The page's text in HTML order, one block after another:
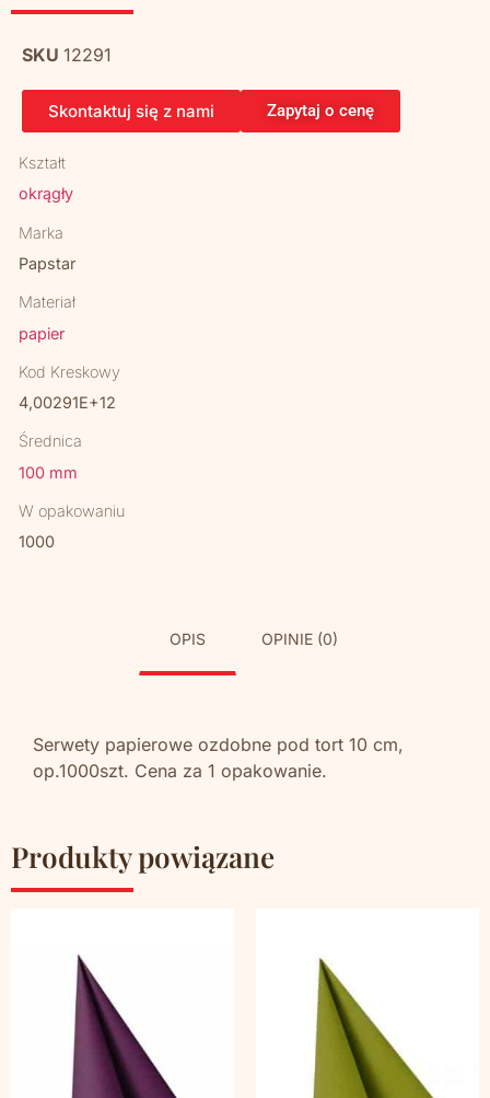
SKU 12291
Skontaktuj się z nami Zapytaj o cenę
Kształt
okrągły
Marka
Papstar
Materiał
papier
Kod Kreskowy
4,00291E+12
Średnica
100 mm
W opakowaniu
1000
OPIS OPINIE (0)
Serwety papierowe ozdobne pod tort 10 cm,
op.1000szt. Cena za 1 opakowanie.
Produkty powiązane